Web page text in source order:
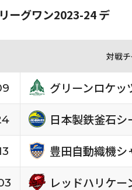
ーグワン2023-24 デ
対戦
グリーンロケッ
日本製鉄釜石
豊田自動織機シ
レッドハリケー